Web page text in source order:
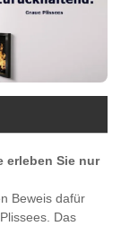
erleben Sie nur
Beweis dafür
Das